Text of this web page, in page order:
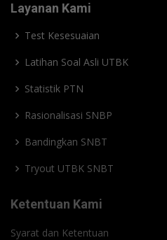
Layanan Kami
Test Kesesuaian
Latihan Soal Asli UTBK
Statistik PTN
Rasionalisasi SNBP
Bandingkan SNBT
Tryout UTBK SNBT
Ketentuan Kami
Syarat dan Ketentuan